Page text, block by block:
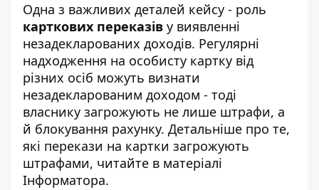
Одна з важливих деталей кейсу - роль
карткових переказів у виявленні
незадекларованих доходів. Регулярні
надходження на особисту картку від
різних осіб можуть визнати
незадекларованим доходом - тоді
власнику загрожують не лише штрафи, а
й блокування рахунку. Детальніше про те,
які перекази на картки загрожують
штрафами, читайте в матеріалі
Інформатора.